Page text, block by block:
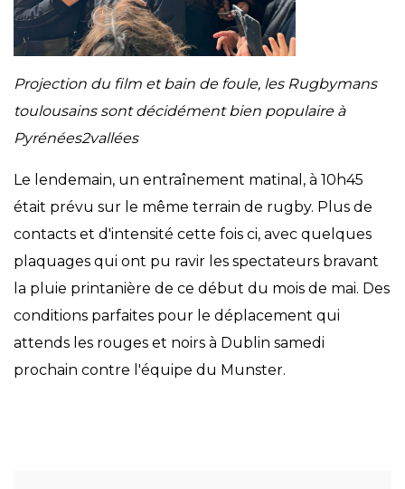
Projection du film et bain de foule, les Rugbymans
toulousains sont décidément bien populaire à
Pyrénées2vallées
Le lendemain, un entraînement matinal, à 10h45
était prévu sur le même terrain de rugby. Plus de
contacts et d'intensité cette fois ci, avec quelques
plaquages qui ont pu ravir les spectateurs bravant
la pluie printanière de ce début du mois de mai. Des
conditions parfaites pour le déplacement qui
attends les rouges et noirs à Dublin samedi
prochain contre l'équipe du Munster.